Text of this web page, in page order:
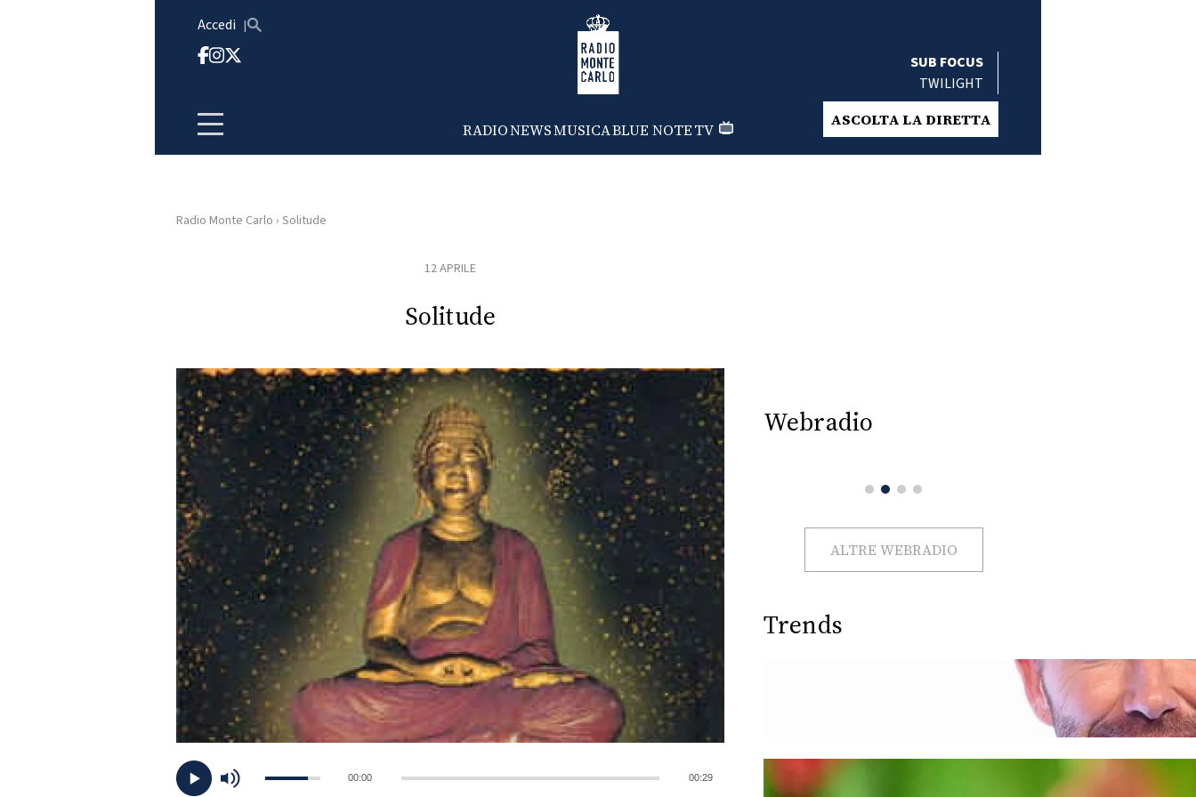
Accedi Radio Monte Carlo
RADIONEWSMUSICABLUE NOTETV
SUB FOCUS
TWILIGHT
ASCOLTA LA DIRETTA
RADIO
PLAYLIST
NEWS
FOTO
CONCORSI
EVENTI
VIDEO
TV
PRINCIPATO
Radio Monte Carlo › Solitude
12 APRILE
Solitude
00:00 00:29
Webradio
ALTRE WEBRADIO
Trends